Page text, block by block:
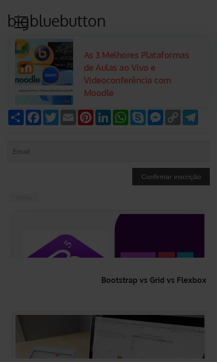
Compartilhar
FacebookTwitterEmailPinterestLinkedInWhatsApp
Skype Messenger
Copy
Link
Bootstrap vs Grid vs Flexbox
bigbluebutton
As 3 Melhores Plataformas
de Aulas ao Vivo e
Videoconferência com
Moodle